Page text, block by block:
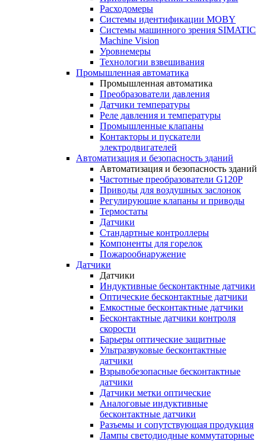
Расходомеры
Системы идентификации MOBY
Системы машинного зрения SIMATIC
Machine Vision
Уровнемеры
Технологии взвешивания
Промышленная автоматика
Промышленная автоматика
Преобразователи давления
Датчики температуры
Реле давления и температуры
Промышленные клапаны
Контакторы и пускатели
электродвигателей
Автоматизация и безопасность зданий
Автоматизация и безопасность зданий
Частотные преобразователи G120P
Приводы для воздушных заслонок
Регулирующие клапаны и приводы
Термостаты
Датчики
Стандартные контроллеры
Компоненты для горелок
Пожарообнаружение
Датчики
Датчики
Индуктивные бесконтактные датчики
Оптические бесконтактные датчики
Емкостные бесконтактные датчики
Бесконтактные датчики контроля
скорости
Барьеры оптические защитные
Ультразвуковые бесконтактные
датчики
Взрывобезопасные бесконтактные
датчики
Датчики метки оптические
Аналоговые индуктивные
бесконтактные датчики
Разъемы и сопутствующая продукция
Лампы светодиодные коммутаторные